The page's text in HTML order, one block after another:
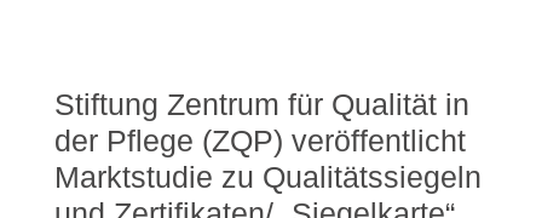
Stiftung Zentrum für Qualität in
der Pflege (ZQP) veröffentlicht
Marktstudie zu Qualitätssiegeln